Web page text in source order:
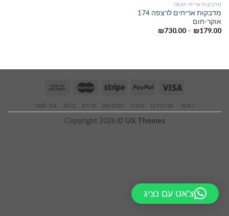
מדבקות אריחי רצפה
מדבקות אריחים לרצפה 174
אוקר-חום
₪179.00
–
₪730.00
ראשי אודותינו חנות המציאון מידע בלוג צור קשר
Copyright 2026 © UX Themes
צ'אט עם נציג